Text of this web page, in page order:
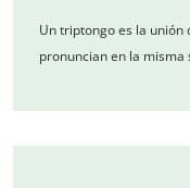
Un triptongo es la unión
pronuncian en la